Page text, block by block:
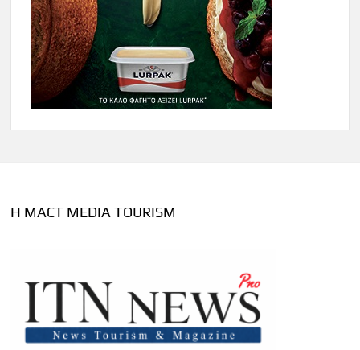
Η MACT MEDIA TOURISM